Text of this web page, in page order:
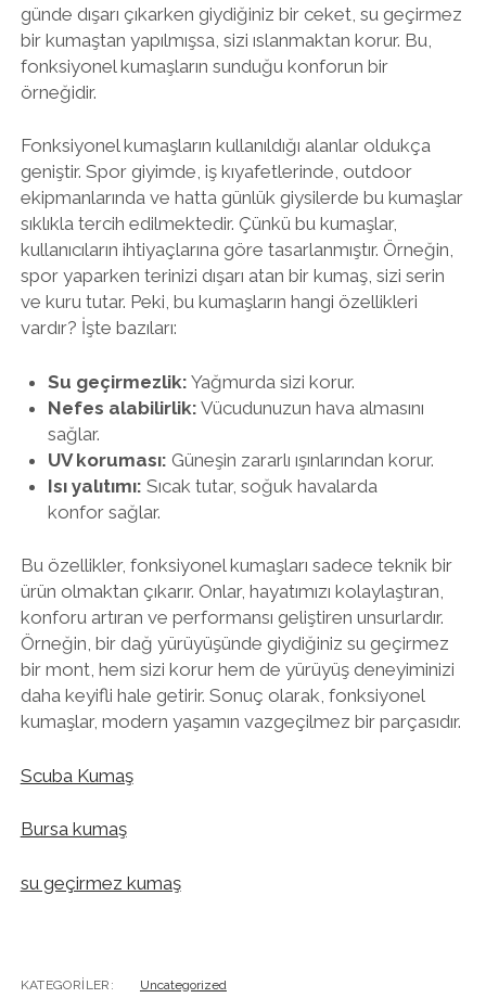
günde dışarı çıkarken giydiğiniz bir ceket, su geçirmez
bir kumaştan yapılmışsa, sizi ıslanmaktan korur. Bu,
fonksiyonel kumaşların sunduğu konforun bir
örneğidir.
Fonksiyonel kumaşların kullanıldığı alanlar oldukça
geniştir. Spor giyimde, iş kıyafetlerinde, outdoor
ekipmanlarında ve hatta günlük giysilerde bu kumaşlar
sıklıkla tercih edilmektedir. Çünkü bu kumaşlar,
kullanıcıların ihtiyaçlarına göre tasarlanmıştır. Örneğin,
spor yaparken terinizi dışarı atan bir kumaş, sizi serin
ve kuru tutar. Peki, bu kumaşların hangi özellikleri
vardır? İşte bazıları:
Su geçirmezlik: Yağmurda sizi korur.
Nefes alabilirlik: Vücudunuzun hava almasını
sağlar.
UV koruması: Güneşin zararlı ışınlarından korur.
Isı yalıtımı: Sıcak tutar, soğuk havalarda
konfor sağlar.
Bu özellikler, fonksiyonel kumaşları sadece teknik bir
ürün olmaktan çıkarır. Onlar, hayatımızı kolaylaştıran,
konforu artıran ve performansı geliştiren unsurlardır.
Örneğin, bir dağ yürüyüşünde giydiğiniz su geçirmez
bir mont, hem sizi korur hem de yürüyüş deneyiminizi
daha keyifli hale getirir. Sonuç olarak, fonksiyonel
kumaşlar, modern yaşamın vazgeçilmez bir parçasıdır.
Scuba Kumaş
Bursa kumaş
su geçirmez kumaş
KATEGORILER: Uncategorized